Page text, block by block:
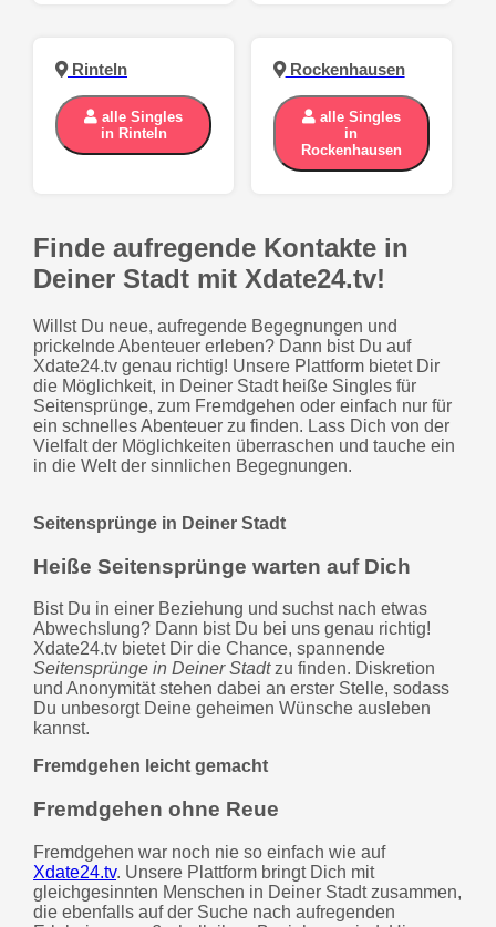
Rinteln
alle Singles
in Rinteln
Rockenhausen
alle Singles
in
Rockenhausen
Finde aufregende Kontakte in
Deiner Stadt mit Xdate24.tv!
Willst Du neue, aufregende Begegnungen und
prickelnde Abenteuer erleben? Dann bist Du auf
Xdate24.tv genau richtig! Unsere Plattform bietet Dir
die Möglichkeit, in Deiner Stadt heiße Singles für
Seitensprünge, zum Fremdgehen oder einfach nur für
ein schnelles Abenteuer zu finden. Lass Dich von der
Vielfalt der Möglichkeiten überraschen und tauche ein
in die Welt der sinnlichen Begegnungen.
Seitensprünge in Deiner Stadt
Heiße Seitensprünge warten auf Dich
Bist Du in einer Beziehung und suchst nach etwas
Abwechslung? Dann bist Du bei uns genau richtig!
Xdate24.tv bietet Dir die Chance, spannende
Seitensprünge in Deiner Stadtzu finden. Diskretion
und Anonymität stehen dabei an erster Stelle, sodass
Du unbesorgt Deine geheimen Wünsche ausleben
kannst.
Fremdgehen leicht gemacht
Fremdgehen ohne Reue
Fremdgehen war noch nie so einfach wie auf
Xdate24.tv. Unsere Plattform bringt Dich mit
gleichgesinnten Menschen in Deiner Stadt zusammen,
die ebenfalls auf der Suche nach aufregenden